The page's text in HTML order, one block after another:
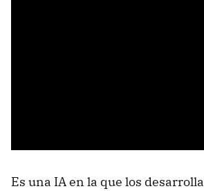
Es una IA en la que los